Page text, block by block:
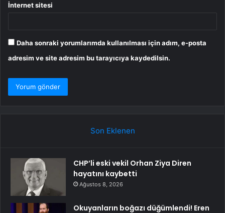
İnternet sitesi
Daha sonraki yorumlarımda kullanılması için adım, e-posta
adresim ve site adresim bu tarayıcıya kaydedilsin.
Son Eklenen
CHP’li eski vekil Orhan Ziya Diren
hayatını kaybetti
Ağustos 8, 2026
Okuyanların boğazı düğümlendi! Eren